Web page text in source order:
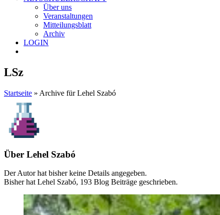
Über uns
Veranstaltungen
Mitteilungsblatt
Archiv
LOGIN
LSz
Startseite » Archive für Lehel Szabó
Über Lehel Szabó
Der Autor hat bisher keine Details angegeben.
Bisher hat Lehel Szabó, 193 Blog Beiträge geschrieben.